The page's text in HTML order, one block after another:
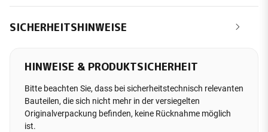
SICHERHEITSHINWEISE
HINWEISE & PRODUKTSICHERHEIT
Bitte beachten Sie, dass bei sicherheitstechnisch relevanten
Bauteilen, die sich nicht mehr in der versiegelten
Originalverpackung befinden, keine Rücknahme möglich
ist.